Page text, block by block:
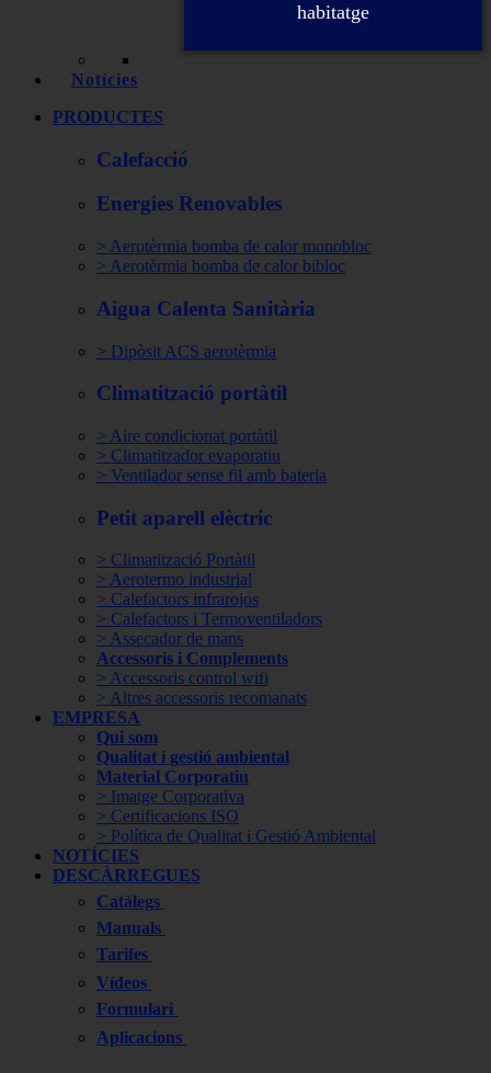
habitatge
Notícies
PRODUCTES
Calefacció
Energies Renovables
> Aerotèrmia bomba de calor monobloc
> Aerotèrmia bomba de calor bibloc
Aigua Calenta Sanitària
> Dipòsit ACS aerotèrmia
Climatització portàtil
> Aire condicionat portàtil
> Climatitzador evaporatiu
> Ventilador sense fil amb bateria
Petit aparell elèctric
> Climatització Portàtil
> Aerotermo industrial
> Calefactors infrarojos
> Calefactors i Termoventiladors
> Assecador de mans
Accessoris i Complements
> Accessoris control wifi
> Altres accessoris recomanats
EMPRESA
Qui som
Qualitat i gestió ambiental
Material Corporatiu
> Imatge Corporativa
> Certificacions ISO
> Política de Qualitat i Gestió Ambiental
NOTÍCIES
DESCÀRREGUES
Catàlegs
Manuals
Tarifes
Vídeos
Formulari
Aplicacions